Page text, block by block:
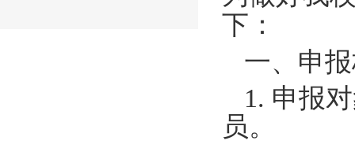
下：
一、 申
1. 申报
员。